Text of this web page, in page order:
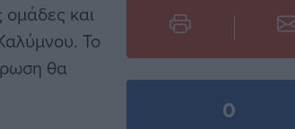
και
Το
θα
0